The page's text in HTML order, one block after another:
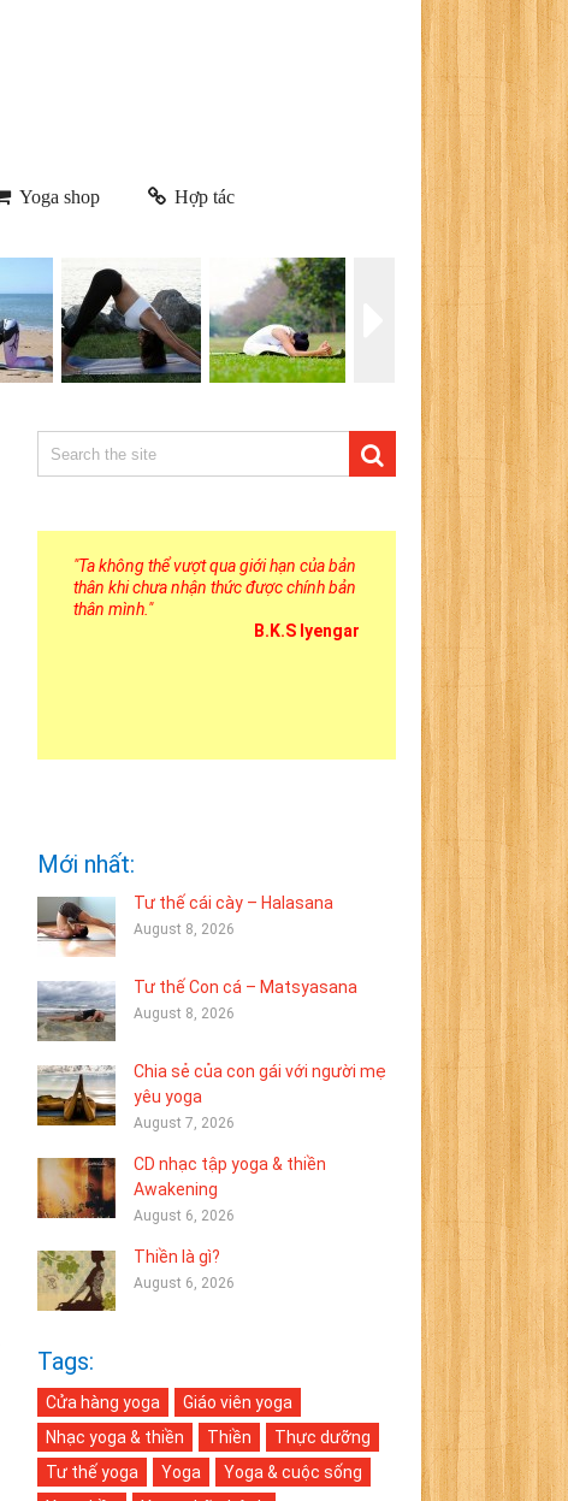
Yoga shop Hợp tác
"Ta không thể vượt qua giới hạn của bản
thân khi chưa nhận thức được chính bản
thân mình. "
B.K.S Iyengar
Mới nhất:
Tư thế cái cày – Halasana
August 8, 2026
Tư thế Con cá – Matsyasana
August 8, 2026
Chia sẻ của con gái với người mẹ
yêu yoga
August 7, 2026
CD nhạc tập yoga & thiền
Awakening
August 6, 2026
Thiền là gì?
August 6, 2026
Tags:
Cửa hàng yoga
Giáo viên yoga
Nhạc yoga & thiền
Thiền
Thực dưỡng
Tư thế yoga
Yoga
Yoga & cuộc sống